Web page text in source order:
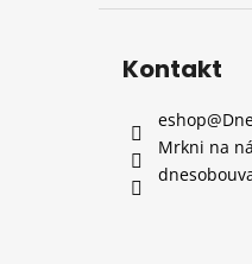
Kontakt
eshop@
Mrkni na